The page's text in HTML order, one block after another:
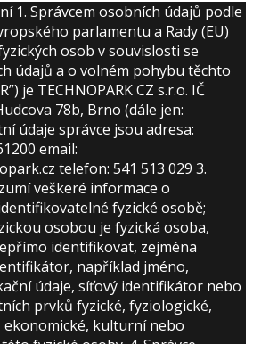
1. Správcem osobních údajů podle
parlamentu a Rady (EU)
osob v souvislosti se
údajů a o volném pohybu těchto
je TECHNOPARK CZ s.r.o. IČ
78b, Brno (dále jen:
údaje správce jsou adresa:
email:
telefon: 541 513 029 3.
veškeré informace o
fyzické osobě;
osobou je fyzická osoba,
identifikovat, zejména
například jméno,
údaje, síťový identifikátor nebo
prvků fyzické, fyziologické,
ekonomické, kulturní nebo